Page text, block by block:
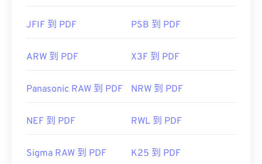
JFIF 到 PDF PSB 到 PDF
ARW 到 PDF X3F 到 PDF
Panasonic RAW 到 PDF NRW 到 PDF
NEF 到 PDF RWL 到 PDF
Sigma RAW 到 PDF K25 到 PDF